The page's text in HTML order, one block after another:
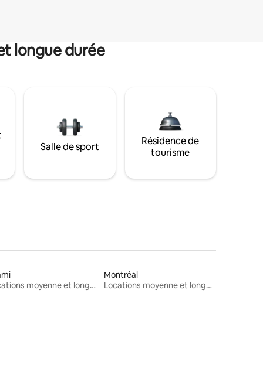
longue durée
Salle de sport
Résidence de
tourisme
Locations moyenne et longue durée
Montréal
Locations moyenne et longue durée